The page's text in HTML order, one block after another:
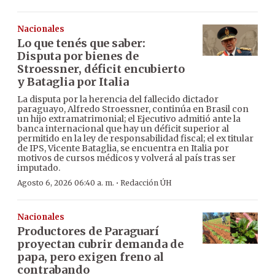
Nacionales
Lo que tenés que saber:
Disputa por bienes de
Stroessner, déficit encubierto
y Bataglia por Italia
La disputa por la herencia del fallecido dictador
paraguayo, Alfredo Stroessner, continúa en Brasil con
un hijo extramatrimonial; el Ejecutivo admitió ante la
banca internacional que hay un déficit superior al
permitido en la ley de responsabilidad fiscal; el ex titular
de IPS, Vicente Bataglia, se encuentra en Italia por
motivos de cursos médicos y volverá al país tras ser
imputado.
Agosto 6, 2026 06:40 a. m. · Redacción ÚH
Nacionales
Productores de Paraguarí
proyectan cubrir demanda de
papa, pero exigen freno al
contrabando